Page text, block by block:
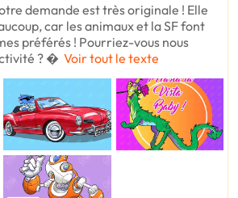
demande est très originale ! Elle
car les animaux et la SF font
préférés ! Pourriez-vous nous
?  Voir tout le texte